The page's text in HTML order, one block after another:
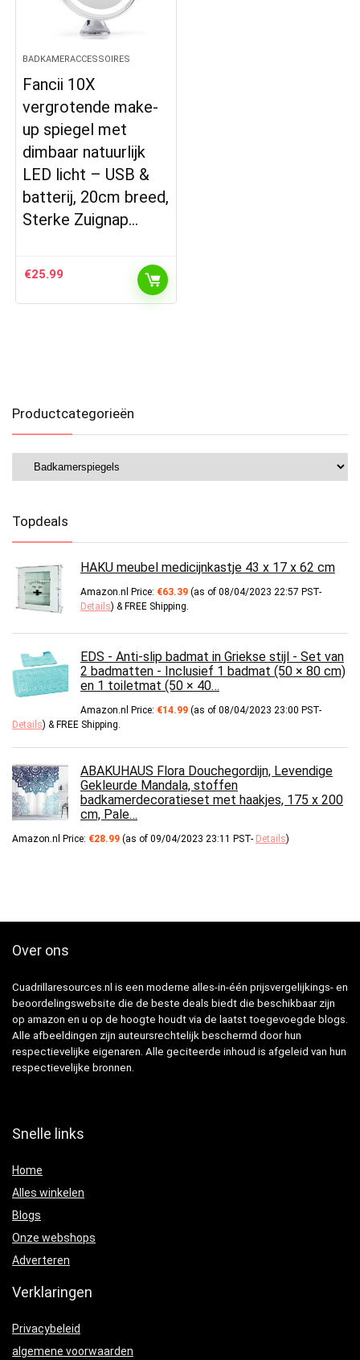
BADKAMERACCESSOIRES
Fancii 10X
vergrotende make-
up spiegel met
dimbaar natuurlijk
LED licht – USB &
batterij, 20cm breed,
Sterke Zuignap…
€25.99
Productcategorieën
Topdeals
HAKU meubel medicijnkastje 43 x 17 x 62 cm
Amazon.nl Price: €63.39 (as of 08/04/2023 22:57 PST-
Details) & FREE Shipping
EDS - Anti-slip badmat in Griekse stijl - Set van
2 badmatten - Inclusief 1 badmat (50 × 80 cm)
en 1 toiletmat (50 × 40…
Amazon.nl Price: €14.99 (as of 08/04/2023 23:00 PST-
Details) & FREE Shipping
ABAKUHAUS Flora Douchegordijn, Levendige
Gekleurde Mandala, stoffen
badkamerdecoratieset met haakjes, 175 x 200
cm, Pale…
Amazon.nl Price: €28.99 (as of 09/04/2023 23:11 PST- Details)
Over ons
Cuadrillaresources.nl is een moderne alles-in-één prijsvergelijkings- en
beoordelingswebsite die de beste deals biedt die beschikbaar zijn
op amazon en u op de hoogte houdt via de laatst toegevoegde blogs.
Alle afbeeldingen zijn auteursrechtelijk beschermd door hun
respectievelijke eigenaren. Alle geciteerde inhoud is afgeleid van hun
respectievelijke bronnen.
Snelle links
Home
Alles winkelen
Blogs
Onze webshops
Adverteren
Verklaringen
Privacybeleid
algemene voorwaarden